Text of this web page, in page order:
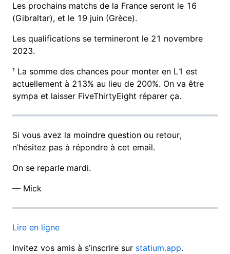
Les prochains matchs de la France seront le 16
(Gibraltar), et le 19 juin (Grèce).
Les qualifications se termineront le 21 novembre
2023.
¹ La somme des chances pour monter en L1 est
actuellement à 213% au lieu de 200%. On va être
sympa et laisser FiveThirtyEight réparer ça.
Si vous avez la moindre question ou retour,
n’hésitez pas à répondre à cet email.
On se reparle mardi.
— Mick
Lire en ligne
Invitez vos amis à s’inscrire sur statium.app.